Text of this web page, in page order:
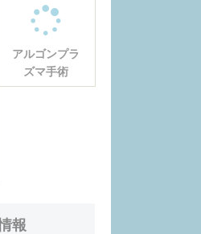
アルゴンプラ
ズマ手術
報